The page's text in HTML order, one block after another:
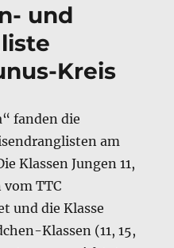
und
Kreis
fanden die
am
Klassen Jungen 11,
vom TTC
und die Klasse
Klassen (11, 15,